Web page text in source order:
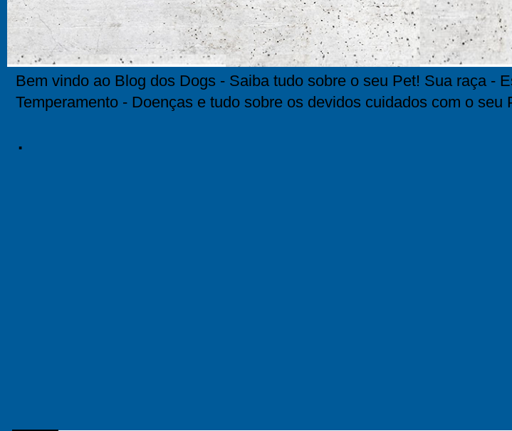
Bem vindo ao Blog dos Dogs - Saiba tudo sobre o seu Pet! Sua raça -
Temperamento - Doenças e tudo sobre os devidos cuidados com o seu
.